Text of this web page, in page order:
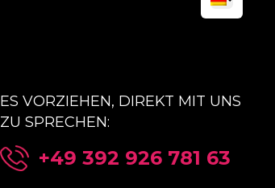
ES VORZIEHEN, DIREKT MIT UNS
ZU SPRECHEN:
+49 392 926 781 63